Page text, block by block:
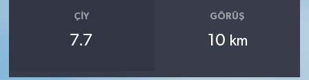
ÇIY
7.7
GÖRÜŞ
10 km